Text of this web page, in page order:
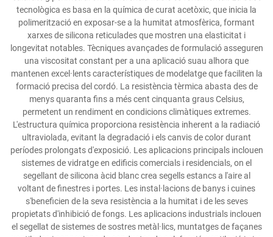
tecnològica es basa en la química de curat acetòxic, que inicia la
polimerització en exposar-se a la humitat atmosfèrica, formant
xarxes de silicona reticulades que mostren una elasticitat i
longevitat notables. Tècniques avançades de formulació asseguren
una viscositat constant per a una aplicació suau alhora que
mantenen excel·lents característiques de modelatge que faciliten la
formació precisa del cordó. La resistència tèrmica abasta des de
menys quaranta fins a més cent cinquanta graus Celsius,
permetent un rendiment en condicions climàtiques extremes.
L'estructura química proporciona resistència inherent a la radiació
ultraviolada, evitant la degradació i els canvis de color durant
períodes prolongats d'exposició. Les aplicacions principals inclouen
sistemes de vidratge en edificis comercials i residencials, on el
segellant de silicona àcid blanc crea segells estancs a l'aire al
voltant de finestres i portes. Les instal·lacions de banys i cuines
s'beneficien de la seva resistència a la humitat i de les seves
propietats d'inhibició de fongs. Les aplicacions industrials inclouen
el segellat de sistemes de sostres metàl·lics, muntatges de façanes